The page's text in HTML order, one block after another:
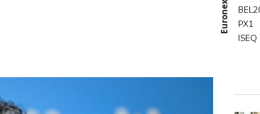
Masters 1000 de Montréal:
L'Iran dit s'être accordé
Euronext
PX1
ISEQ